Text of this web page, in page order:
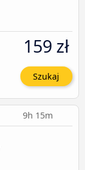
159 zł
Szukaj
9h 15m